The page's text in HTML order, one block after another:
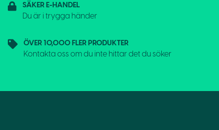
SÄKER E-HANDEL
Du är i trygga händer
ÖVER 10,000 FLER PRODUKTER
Kontakta oss om du inte hittar det du söker